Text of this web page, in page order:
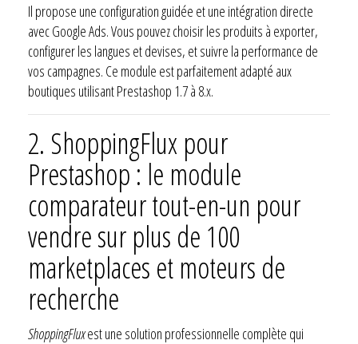
Il propose une configuration guidée et une intégration directe
avec Google Ads. Vous pouvez choisir les produits à exporter,
configurer les langues et devises, et suivre la performance de
vos campagnes. Ce module est parfaitement adapté aux
boutiques utilisant Prestashop 1.7 à 8.x.
2. ShoppingFlux pour
Prestashop : le module
comparateur tout-en-un pour
vendre sur plus de 100
marketplaces et moteurs de
recherche
ShoppingFluxest une solution professionnelle complète qui